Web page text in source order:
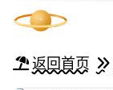
返回首页